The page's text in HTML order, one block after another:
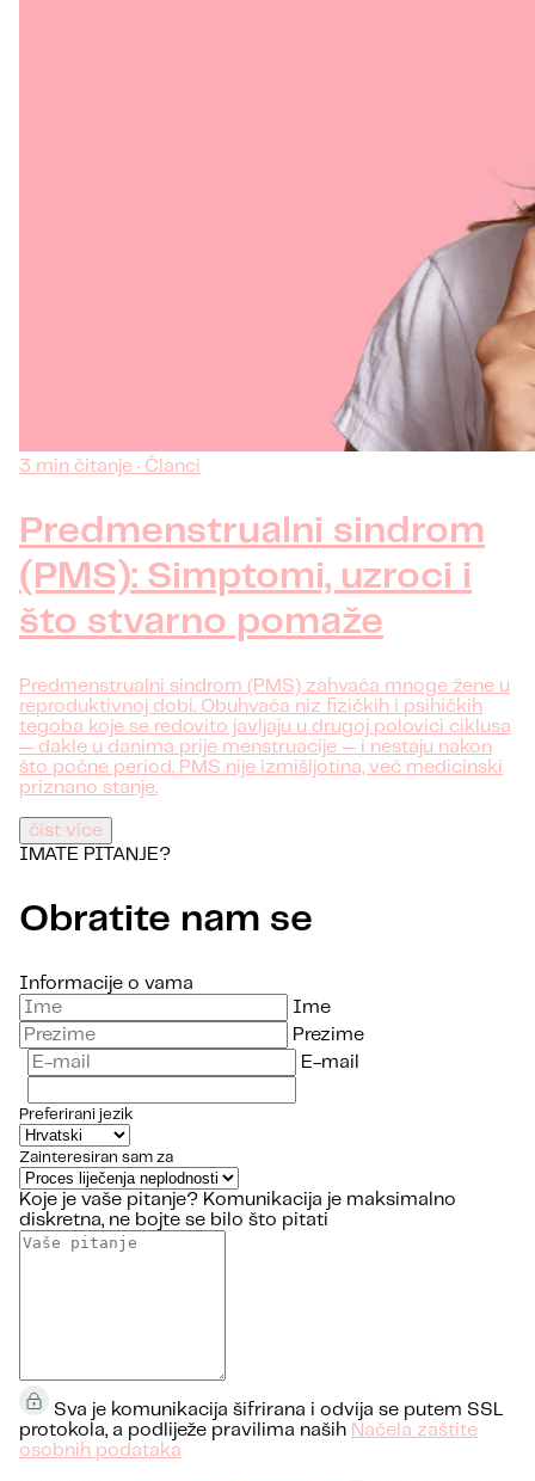
3 min čitanje · Članci
Predmenstrualni sindrom
(PMS): Simptomi, uzroci i
što stvarno pomaže
Predmenstrualni sindrom (PMS) zahvaća mnoge žene u
reproduktivnoj dobi. Obuhvaća niz fizičkih i psihičkih
tegoba koje se redovito javljaju u drugoj polovici ciklusa
— dakle u danima prije menstruacije — i nestaju nakon
što počne period. PMS nije izmišljotina, već medicinski
priznano stanje.
číst více
IMATE PITANJE?
Obratite nam se
Informacije o vama
Ime
Prezime
E-mail
Preferirani jezik
Zainteresiran sam za
Koje je vaše pitanje? Komunikacija je maksimalno
diskretna, ne bojte se bilo što pitati
Sva je komunikacija šifrirana i odvija se putem SSL
protokola, a podliježe pravilima naših Načela zaštite
osobnih podataka